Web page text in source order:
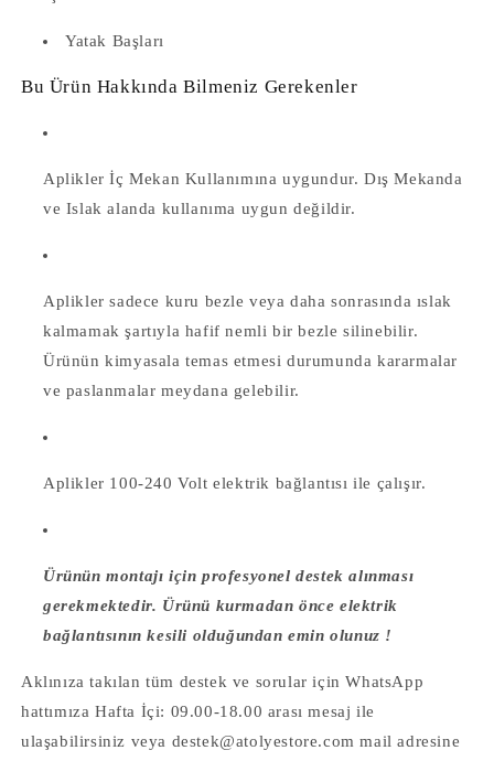
Yatak Başları
Bu Ürün Hakkında Bilmeniz Gerekenler
Aplikler İç Mekan Kullanımına uygundur. Dış Mekanda
ve Islak alanda kullanıma uygun değildir.
Aplikler sadece kuru bezle veya daha sonrasında ıslak
kalmamak şartıyla hafif nemli bir bezle silinebilir.
Ürünün kimyasala temas etmesi durumunda kararmalar
ve paslanmalar meydana gelebilir.
Aplikler 100-240 Volt elektrik bağlantısı ile çalışır.
Ürünün montajı için profesyonel destek alınması
gerekmektedir. Ürünü kurmadan önce elektrik
bağlantısının kesili olduğundan emin olunuz !
Aklınıza takılan tüm destek ve sorular için WhatsApp
hattımıza Hafta İçi: 09.00-18.00 arası mesaj ile
ulaşabilirsiniz veya destek@atolyestore.com mail adresine